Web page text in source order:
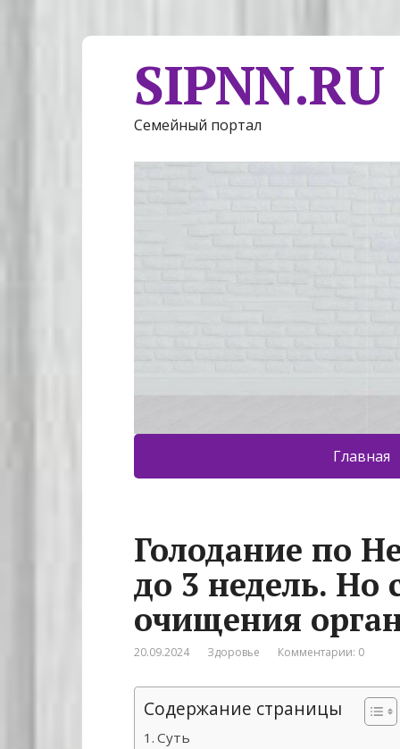
SIPNN.RU
Семейный портал
Главная
Голодание по
до 3 недель. Но
очищения
20.09.2024 Здоровье Комментарии: 0
Содержание страницы
Суть